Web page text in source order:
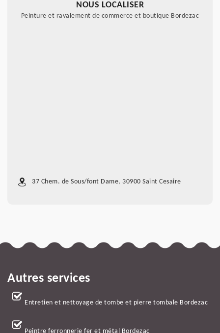
NOUS LOCALISER
Peinture et ravalement de commerce et boutique Bordezac
37 Chem. de Sous/font Dame, 30900 Saint Cesaire
Autres services
Entretien et nettoyage de tombe et pierre tombale Bordezac
Peintre ferronnerie fer et métal Bordezac